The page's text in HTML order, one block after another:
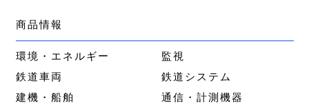
商品情報
環境・エネルギー
監視
鉄道車両
鉄道システム
建機・船舶
通信・計測機器